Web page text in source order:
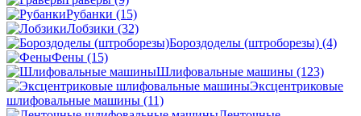
Рубанки (15)
Лобзики (32)
Бороздоделы (штроборезы) (4)
Фены (15)
Шлифовальные машины (123)
Эксцентриковые
шлифовальные машины (11)